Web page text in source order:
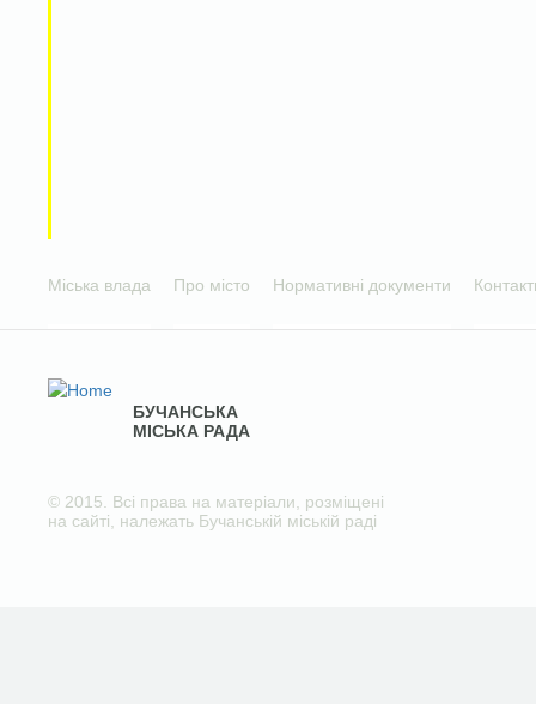
Міська влада Про місто Нормативні документи
БУЧАНСЬКА
МІСЬКА РАДА
© 2015. Всі права на матеріали, розміщені
на сайті, належать Бучанській міській раді